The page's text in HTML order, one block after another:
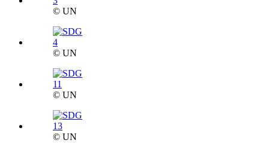
© UN
© UN
© UN
© UN